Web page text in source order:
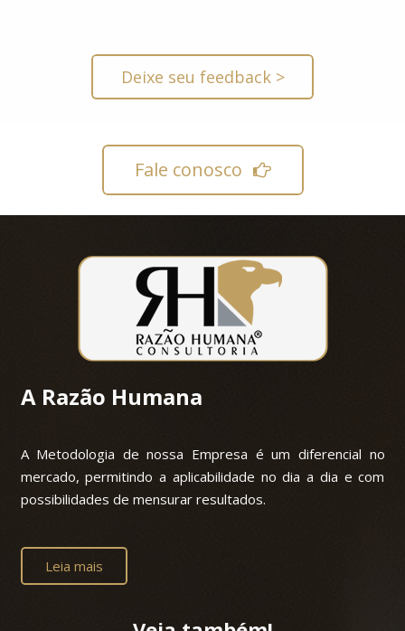
Deixe seu feedback >
Fale conosco
A Razão Humana
A Metodologia de nossa Empresa é um diferencial no
mercado, permitindo a aplicabilidade no dia a dia e com
possibilidades de mensurar resultados.
Leia mais